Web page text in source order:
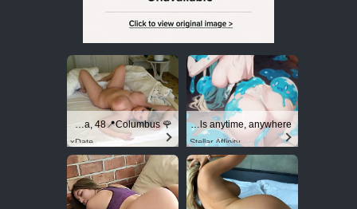
Experience intense desire for girls anytime, anywhere.
Stellar Affinity
xDate